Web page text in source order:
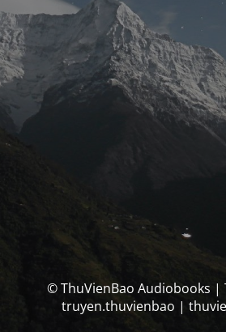
© ThuVienBao Audiobooks |
truyen.thuvienbao |